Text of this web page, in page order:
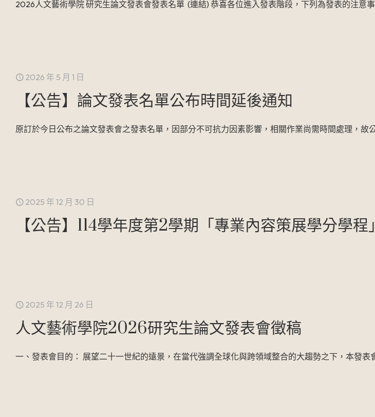
2026人文藝術學院 研究生論文發表會發表名單 (連結) 恭喜各位進入發表階段，下列為發表的注意
2026 年 5 月 1 日
【公告】論文發表名單公布時間延後通知
原訂於今日公布之論文發表會之發表名單，因部分不可抗力因素影響，相關作業尚需時間處理，故
2025 年 12 月 30 日
【公告】114學年度第2學期「專業內容策展學分學
2025 年 12 月 26 日
人文藝術學院2026研究生論文發表會徵稿
一、發表會目的： 展望二十一世紀的遠景，在當代強調全球化與跨領域整合的大趨勢之下，本發